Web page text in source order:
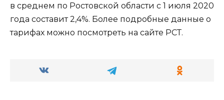
в среднем по Ростовской области с 1 июля 2020
года составит 2,4%. Более подробные данные о
тарифах можно посмотреть на сайте РСТ.